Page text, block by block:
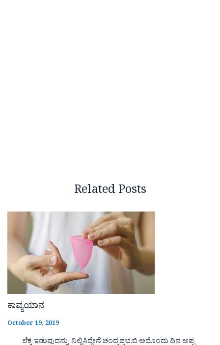
Related Posts
ಕಾವ್ಯಯಾನ
October 19, 2019
ಲೆಕ್ಕ ಇಡುವುದನ್ನು ನಿಲ್ಲಿಸಿದ್ದೇನೆ ಚಂದ್ರಪ್ರಭ.ಬಿ ಅದೊಂದು ದಿನ ಅಪ್ಪ